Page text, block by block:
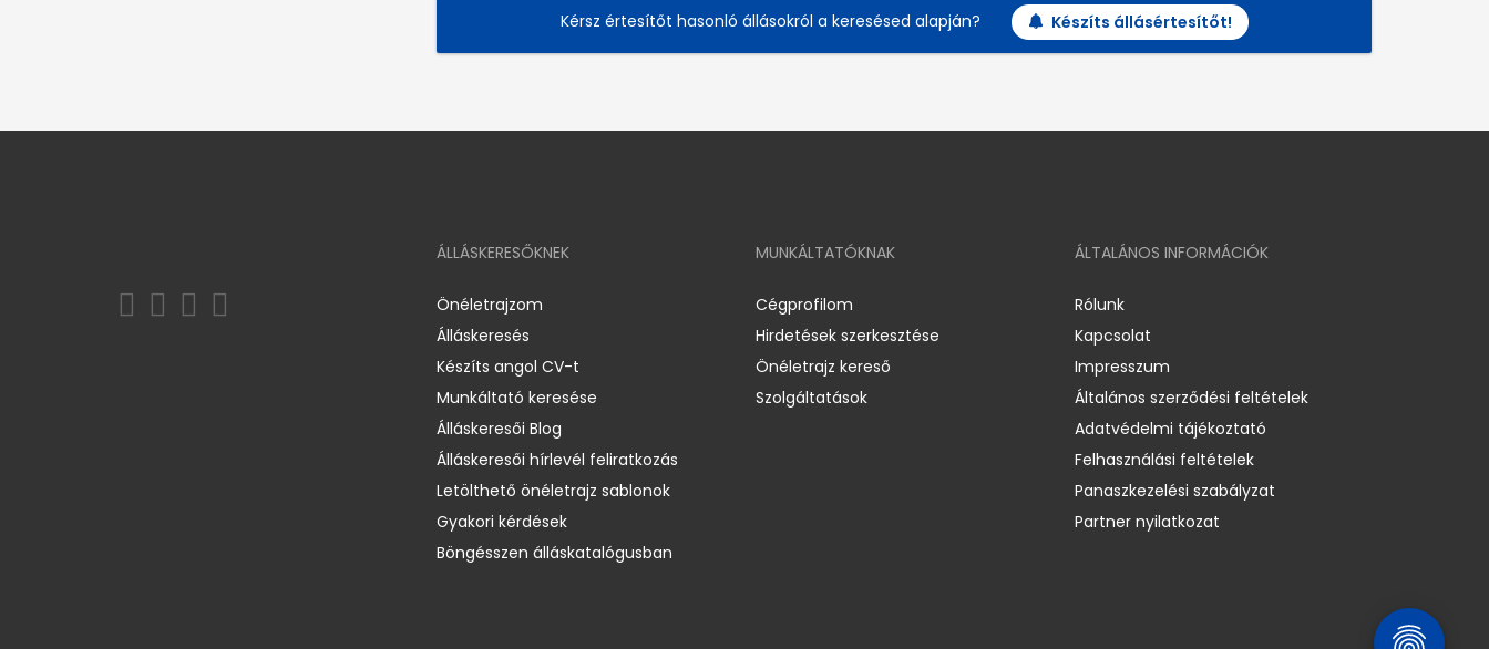
Kérsz értesítőt hasonló állásokról a keresésed alapján? Készíts állásértesítőt!
ÁLLÁSKERESŐKNEK
Önéletrajzom
Álláskeresés
Készíts angol CV-t
Munkáltató keresése
Álláskeresői Blog
Álláskeresői hírlevél feliratkozás
Letölthető önéletrajz sablonok
Gyakori kérdések
Böngésszen álláskatalógusban
MUNKÁLTATÓKNAK
Cégprofilom
Hirdetések szerkesztése
Önéletrajz kereső
Szolgáltatások
ÁLTALÁNOS INFORMÁCIÓK
Rólunk
Kapcsolat
Impresszum
Általános szerződési feltételek
Adatvédelmi tájékoztató
Felhasználási feltételek
Panaszkezelési szabályzat
Partner nyilatkozat